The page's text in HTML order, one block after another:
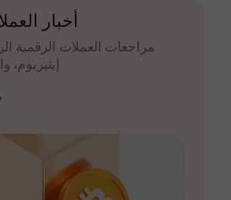
أخبار
مراجعات العملات الرقمية
إيثيريوم،